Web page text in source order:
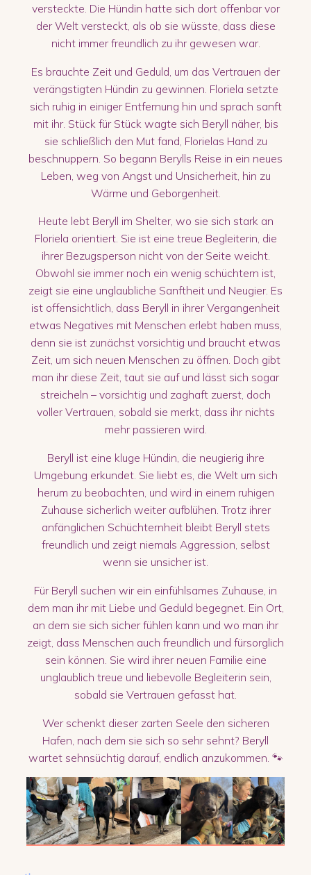
versteckte. Die Hündin hatte sich dort offenbar vor
der Welt versteckt, als ob sie wüsste, dass diese
nicht immer freundlich zu ihr gewesen war.
Es brauchte Zeit und Geduld, um das Vertrauen der
verängstigten Hündin zu gewinnen. Floriela setzte
sich ruhig in einiger Entfernung hin und sprach sanft
mit ihr. Stück für Stück wagte sich Beryll näher, bis
sie schließlich den Mut fand, Florielas Hand zu
beschnuppern. So begann Berylls Reise in ein neues
Leben, weg von Angst und Unsicherheit, hin zu
Wärme und Geborgenheit.
Heute lebt Beryll im Shelter, wo sie sich stark an
Floriela orientiert. Sie ist eine treue Begleiterin, die
ihrer Bezugsperson nicht von der Seite weicht.
Obwohl sie immer noch ein wenig schüchtern ist,
zeigt sie eine unglaubliche Sanftheit und Neugier. Es
ist offensichtlich, dass Beryll in ihrer Vergangenheit
etwas Negatives mit Menschen erlebt haben muss,
denn sie ist zunächst vorsichtig und braucht etwas
Zeit, um sich neuen Menschen zu öffnen. Doch gibt
man ihr diese Zeit, taut sie auf und lässt sich sogar
streicheln – vorsichtig und zaghaft zuerst, doch
voller Vertrauen, sobald sie merkt, dass ihr nichts
mehr passieren wird.
Beryll ist eine kluge Hündin, die neugierig ihre
Umgebung erkundet. Sie liebt es, die Welt um sich
herum zu beobachten, und wird in einem ruhigen
Zuhause sicherlich weiter aufblühen. Trotz ihrer
anfänglichen Schüchternheit bleibt Beryll stets
freundlich und zeigt niemals Aggression, selbst
wenn sie unsicher ist.
Für Beryll suchen wir ein einfühlsames Zuhause, in
dem man ihr mit Liebe und Geduld begegnet. Ein Ort,
an dem sie sich sicher fühlen kann und wo man ihr
zeigt, dass Menschen auch freundlich und fürsorglich
sein können. Sie wird ihrer neuen Familie eine
unglaublich treue und liebevolle Begleiterin sein,
sobald sie Vertrauen gefasst hat.
Wer schenkt dieser zarten Seele den sicheren
Hafen, nach dem sie sich so sehr sehnt? Beryll
wartet sehnsüchtig darauf, endlich anzukommen. 🐾